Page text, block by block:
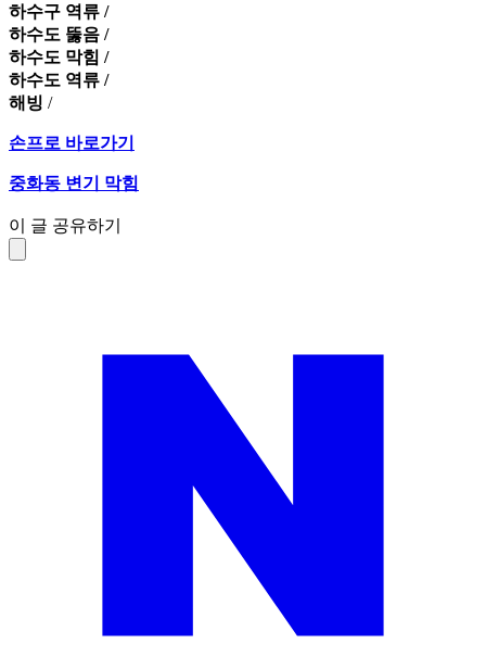
하수구 역류 /
하수도 뚫음 /
하수도 막힘 /
하수도 역류 /
해빙 /
손프로 바로가기
중화동 변기 막힘
이 글 공유하기